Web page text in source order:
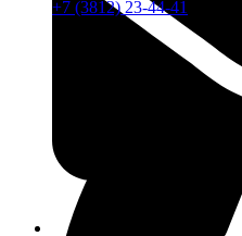
+7 (3812) 23-44-41